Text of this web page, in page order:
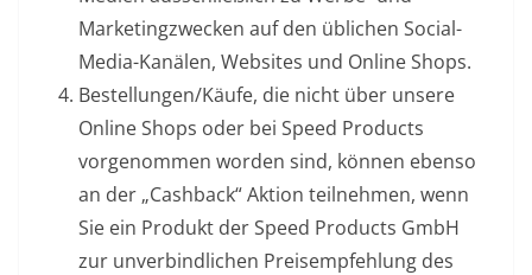
Marketingzwecken auf den üblichen Social-
Media-Kanälen, Websites und Online Shops.
Bestellungen/Käufe, die nicht über unsere
Online Shops oder bei Speed Products
vorgenommen worden sind, können ebenso
an der „Cashback“ Aktion teilnehmen, wenn
Sie ein Produkt der Speed Products GmbH
zur unverbindlichen Preisempfehlung des